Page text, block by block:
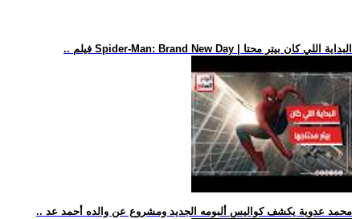
.. فيلم Spider-Man: Brand New Day | البداية اللي كان بيتر محتا
.. محمد عدوية يكشف كواليس ألبومه الجديد ومشروع عن والده أحمد عد